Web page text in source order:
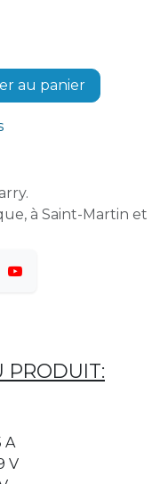
au panier
à Saint-Martin et
PRODUIT:
A
V